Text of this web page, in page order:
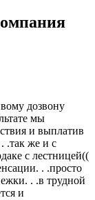
дозвону
мы
и выплатив
.так же и с
с лестницей((
. .просто
. .в трудной
и